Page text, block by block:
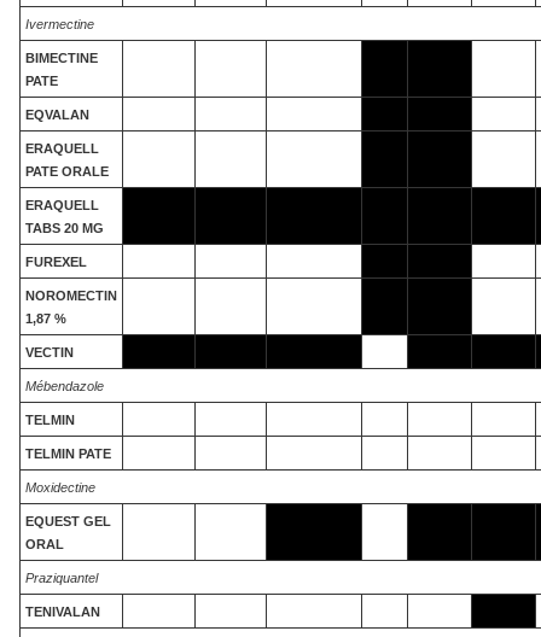
Ivermectine
BIMECTINE
PATE
EQVALAN
ERAQUELL
PATE ORALE
ERAQUELL
TABS 20 MG
FUREXEL
NOROMECTIN
1,87 %
VECTIN
Mébendazole
TELMIN
TELMIN PATE
Moxidectine
EQUEST GEL
ORAL
Praziquantel
TENIVALAN